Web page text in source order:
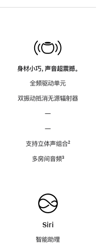
身材小巧，声音超震撼。
全频驱动单元
双振动抵消无源辐射器
—
—
支持立体声组合脚
²
多房间音频脚
³
Siri
智能助理